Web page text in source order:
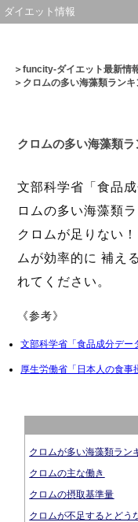
ダイエット情報
＞funcity-ダイエット最新情
＞クロムの多い海藻類ランキ
クロムの多い海藻類
文部科学省「食品
ロムの多い海藻類
クロムが足りない
ムが効率的に 補え
れてください。
《参考》
文部科学省「食品成分デー
厚生労働省「日本人の食事
クロムが多い海藻類ラン
クロムの主な働き
クロムの摂取基準量
クロムが不足するとどう